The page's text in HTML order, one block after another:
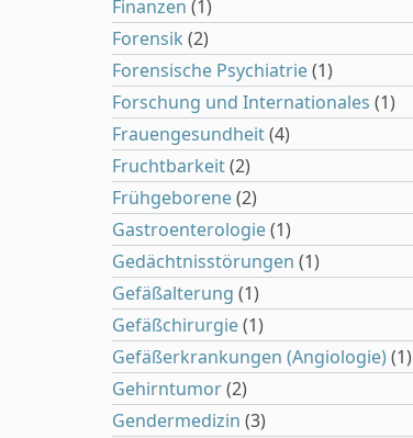
Finanzen (1)
Forensik (2)
Forensische Psychiatrie(1)
Forschung und Internationales (1)
Frauengesundheit(4)
Fruchtbarkeit(2)
Frühgeborene(2)
Gastroenterologie(1)
Gedächtnisstörungen (1)
Gefäßalterung (1)
Gefäßchirurgie(1)
Gefäßerkrankungen (Angiologie)(1)
Gehirntumor(2)
Gendermedizin (3)